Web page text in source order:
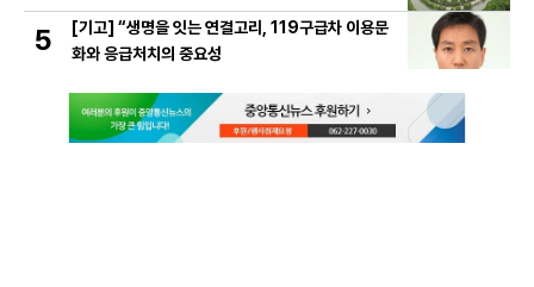
5
[기고] “생명을 잇는 연결고리, 119구급차 이용문
화와 응급처치의 중요성